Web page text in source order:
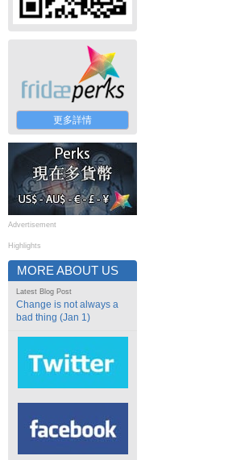
更多詳情
Advertisement
Highlights
MORE ABOUT US
Latest Blog Post
Change is not always a
bad thing (Jan 1)